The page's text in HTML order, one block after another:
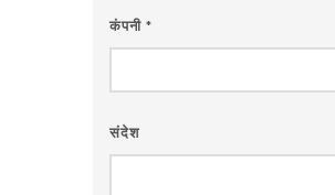
कंपनी *
संदेश